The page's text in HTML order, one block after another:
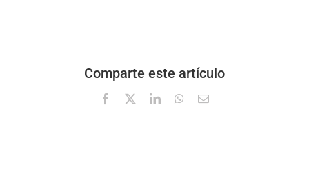
Comparte este artículo
Facebook LinkedInWhatsApp
Correo